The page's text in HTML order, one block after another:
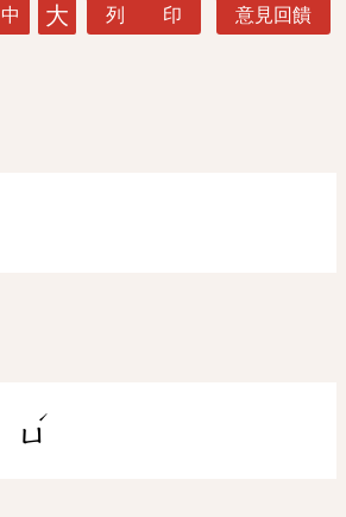
中 大 列 印 意見回饋
ㄩ
ˊ